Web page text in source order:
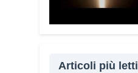
Articoli più letti